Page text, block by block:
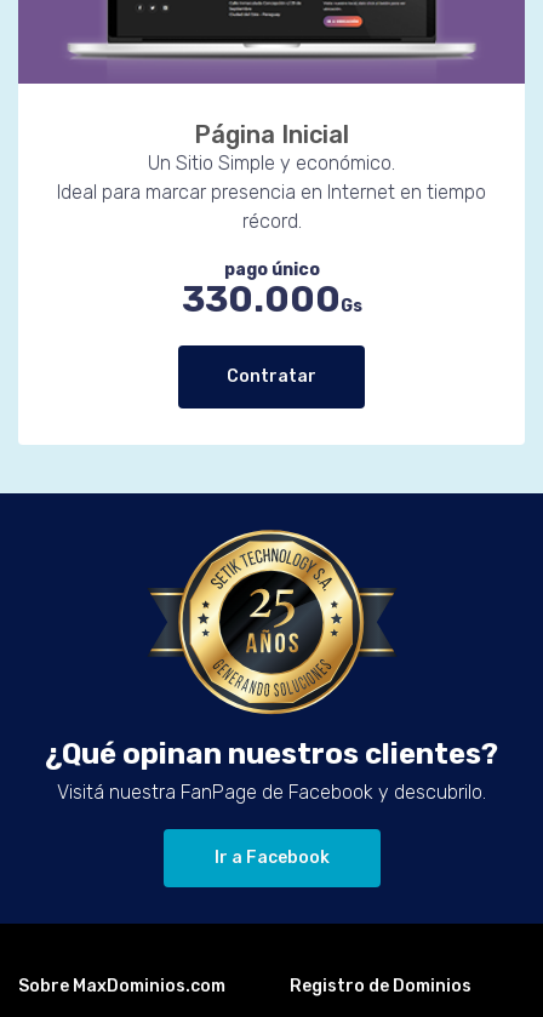
Página Inicial
Un Sitio Simple y económico.
Ideal para marcar presencia en Internet en tiempo
récord.
pago único
330.000Gs
Contratar
¿Qué opinan nuestros clientes?
Visitá nuestra FanPage de Facebook y descubrilo.
Ir a Facebook
Sobre MaxDominios.com Registro de Dominios